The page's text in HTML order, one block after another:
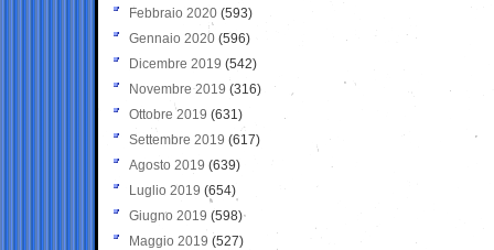
Febbraio 2020 (593)
Gennaio 2020 (596)
Dicembre 2019 (542)
Novembre 2019 (316)
Ottobre 2019 (631)
Settembre 2019 (617)
Agosto 2019 (639)
Luglio 2019 (654)
Giugno 2019 (598)
Maggio 2019 (527)